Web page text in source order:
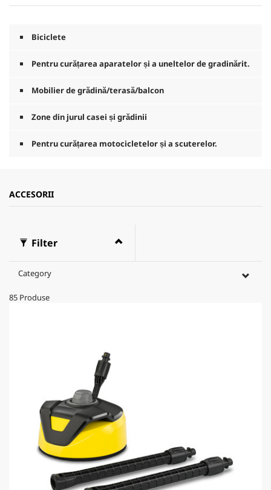
Biciclete
Pentru curățarea aparatelor și a uneltelor de gradinărit.
Mobilier de grădină/terasă/balcon
Zone din jurul casei și grădinii
Pentru curățarea motocicletelor și a scuterelor.
ACCESORII
Filter
Category
85 Produse